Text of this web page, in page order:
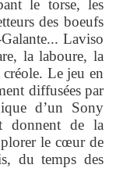
le torse, les
des boeufs
Laviso
la laboure, la
Le jeu en
diffusées par
d’un Sony
donnent de la
le cœur de
du temps des